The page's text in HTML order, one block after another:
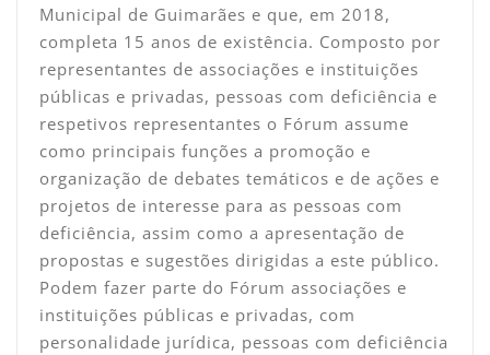
Municipal de Guimarães e que, em 2018,
completa 15 anos de existência. Composto por
representantes de associações e instituições
públicas e privadas, pessoas com deficiência e
respetivos representantes o Fórum assume
como principais funções a promoção e
organização de debates temáticos e de ações e
projetos de interesse para as pessoas com
deficiência, assim como a apresentação de
propostas e sugestões dirigidas a este público.
Podem fazer parte do Fórum associações e
instituições públicas e privadas, com
personalidade jurídica, pessoas com deficiência